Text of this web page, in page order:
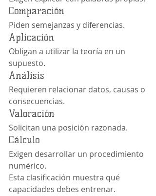
Comparación
Piden semejanzas y diferencias.
Aplicación
Obligan a utilizar la teoría en un
supuesto.
Análisis
Requieren relacionar datos, causas o
consecuencias.
Valoración
Solicitan una posición razonada.
Cálculo
Exigen desarrollar un procedimiento
numérico.
Esta clasificación muestra qué
capacidades debes entrenar.